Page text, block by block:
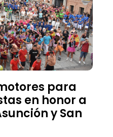
para
en honor a
y San